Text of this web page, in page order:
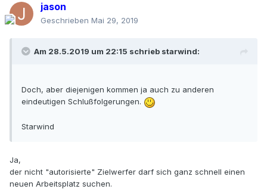
jason
Geschrieben Mai 29, 2019
Am 28.5.2019 um 22:15 schrieb starwind:
Doch, aber diejenigen kommen ja auch zu anderen
eindeutigen Schlußfolgerungen.
Starwind
Ja,
der nicht "autorisierte" Zielwerfer darf sich ganz schnell einen
neuen Arbeitsplatz suchen.